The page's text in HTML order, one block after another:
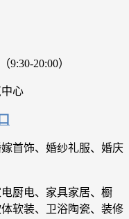
9:30-20:00）
心
首饰、婚纱礼服、婚庆
电厨电、家具家居、橱
软装、卫浴陶瓷、装修